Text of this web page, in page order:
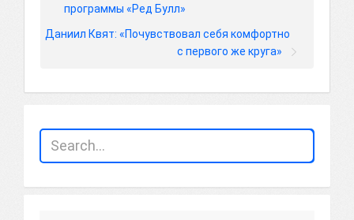
программы «Ред Булл»
Даниил Квят: «Почувствовал себя комфортно
с первого же круга»